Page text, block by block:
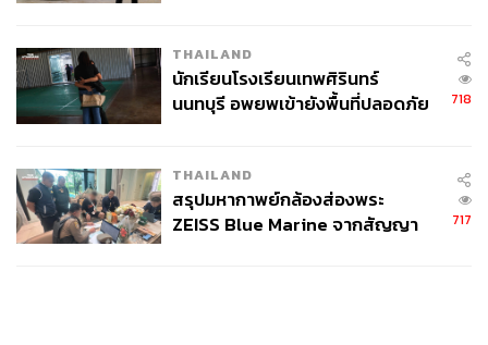
THAILAND
นักเรียนโรงเรียนเทพศิรินทร์
นนทบุรี อพยพเข้ายังพื้นที่ปลอดภัย
718
THAILAND
สรุปมหากาพย์กล้องส่องพระ
ZEISS Blue Marine จากสัญญา
717